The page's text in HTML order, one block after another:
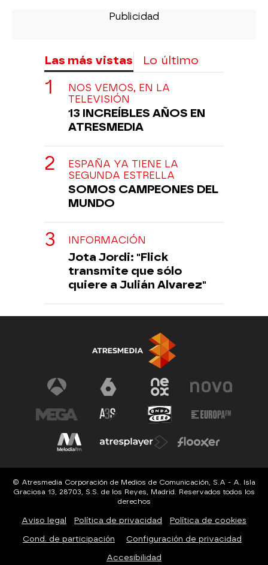
Las más vistas Lo último
NOS VEMOS, EN LA
TELEVISIÓN
13 INCREÍBLES AÑOS EN
ATRESMEDIA
ESPAÑA YA TIENE LA
SEGUNDA ESTRELLA
SOMOS CAMPEONES DEL
MUNDO
INFORMACIÓN
Jota Jordi: "Flick
transmite que sólo
quiere a Julián Alvarez"
© Atresmedia Corporación de Medios de Comunicación, S.A - A. Isla
Graciosa 13, 28703, S.S. de los Reyes, Madrid. Reservados todos los
derechos
Aviso legal Política de privacidad Política de cookies
Cond. de participación Configuración de privacidad
Accesibilidad